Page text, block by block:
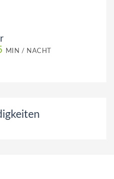
MIN / NACHT